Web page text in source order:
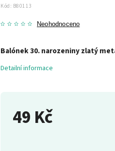
49 Kč
Kód: B80113
Neohodnoceno
Balónek 30. narozeniny zlatý
Detailní informace